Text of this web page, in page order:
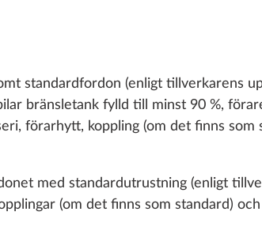
standardfordon (enligt tillverkarens
bränsletank fylld till minst 90 %,
förarhytt, koppling (om det finns som
med standardutrustning (enligt
(om det finns som standard) och